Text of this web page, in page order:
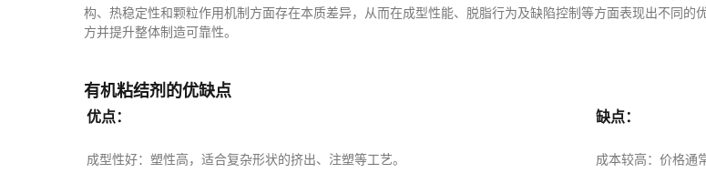
构、热稳定性和颗粒作用机制方面存在本质差异，从而在成型性能、脱脂行为及缺陷控制等方面表现出不同
方并提升整体制造可靠性。
有机粘结剂的优缺点
优点： 缺点：
成型性好：塑性高，适合复杂形状的挤出、注塑等工艺。 成本较高：价格通